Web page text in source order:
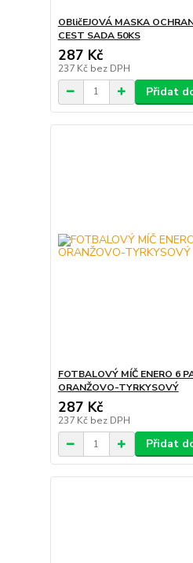
OBličEJOVÁ MASKA
CEST SADA 50KS
287 Kč
237 Kč bez DPH
Přidat
FOTBALOVÝ MÍČ ENERO 6
ORANŽOVO-TYRKYSOVÝ
287 Kč
237 Kč bez DPH
Přidat